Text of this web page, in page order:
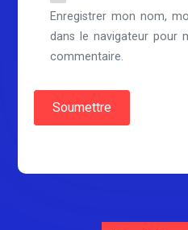
Enregistrer mon nom,
dans le navigateur pour
commentaire.